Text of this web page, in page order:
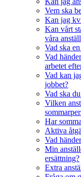
Vem ska
Kan jag
Kan vårt
våra
Vad ska
Vad
arbetet
Vad kan
jobbet?
Vad ska
Vilken
Har
Aktiva
Vad
Min
ersättning?
Extra